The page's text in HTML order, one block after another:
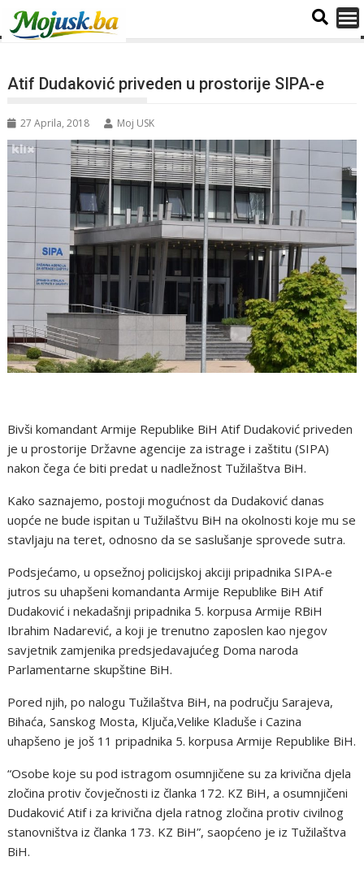
Atif Dudaković priveden u prostorije SIPA-e
27 Aprila, 2018 Moj USK
Bivši komandant Armije Republike BiH Atif Dudaković priveden
je u prostorije Državne agencije za istrage i zaštitu (SIPA)
nakon čega će biti predat u nadležnost Tužilaštva BiH.
Kako saznajemo, postoji mogućnost da Dudaković danas
uopće ne bude ispitan u Tužilaštvu BiH na okolnosti koje mu se
stavljaju na teret, odnosno da se saslušanje sprovede sutra.
Podsjećamo, u opsežnoj policijskoj akciji pripadnika SIPA-e
jutros su uhapšeni komandanta Armije Republike BiH Atif
Dudaković i nekadašnji pripadnika 5. korpusa Armije RBiH
Ibrahim Nadarević, a koji je trenutno zaposlen kao njegov
savjetnik zamjenika predsjedavajućeg Doma naroda
Parlamentarne skupštine BiH.
Pored njih, po nalogu Tužilaštva BiH, na području Sarajeva,
Bihaća, Sanskog Mosta, Ključa,Velike Kladuše i Cazina
uhapšeno je još 11 pripadnika 5. korpusa Armije Republike BiH.
“Osobe koje su pod istragom osumnjičene su za krivična djela
zločina protiv čovječnosti iz članka 172. KZ BiH, a osumnjičeni
Dudaković Atif i za krivična djela ratnog zločina protiv civilnog
stanovništva iz članka 173. KZ BiH”, saopćeno je iz Tužilaštva
BiH.